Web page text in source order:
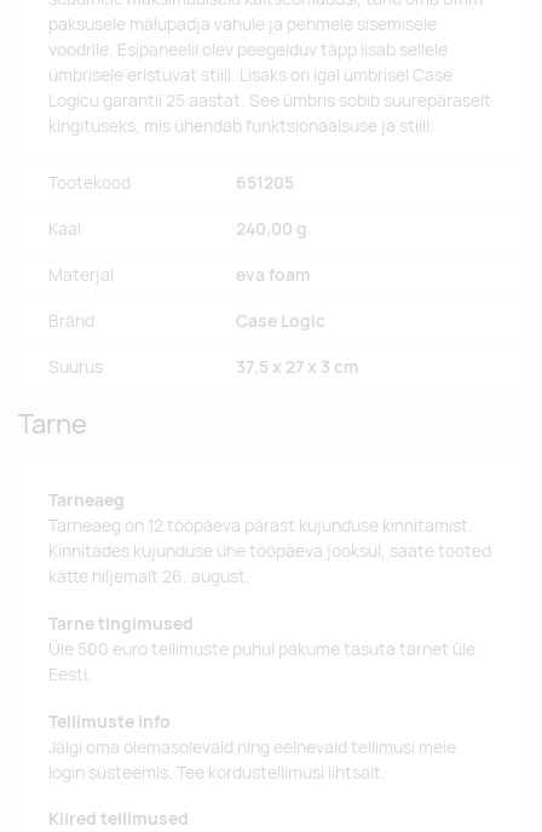
paksusele mälupadja vahule ja pehmele sisemisele
voodrile. Esipaneelil olev peegelduv täpp lisab sellele
ümbrisele eristuvat stiili. Lisaks on igal ümbrisel Case
Logicu garantii 25 aastat. See ümbris sobib suurepäraselt
kingituseks, mis ühendab funktsionaalsuse ja stiili.
Tootekood 651205
Kaal 240,00 g
Materjal eva foam
Bränd Case Logic
Suurus 37,5 x 27 x 3 cm
Tarne
Tarneaeg
Tarneaeg on 12 tööpäeva pärast kujunduse kinnitamist.
Kinnitades kujunduse ühe tööpäeva jooksul, saate tooted
kätte hiljemalt 26. august.
Tarne tingimused
Üle 500 euro tellimuste puhul pakume tasuta tarnet üle
Eesti.
Tellimuste info
Jälgi oma olemasolevaid ning eelnevaid tellimusi meie
login süsteemis. Tee kordustellimusi lihtsalt.
Kiired tellimused